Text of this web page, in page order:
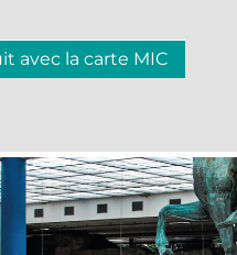
avec la carte MIC